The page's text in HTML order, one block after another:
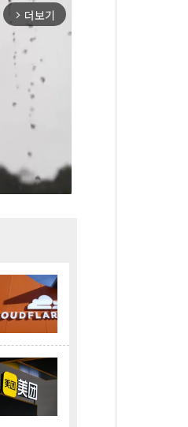
arrow_forward_ios 더보기